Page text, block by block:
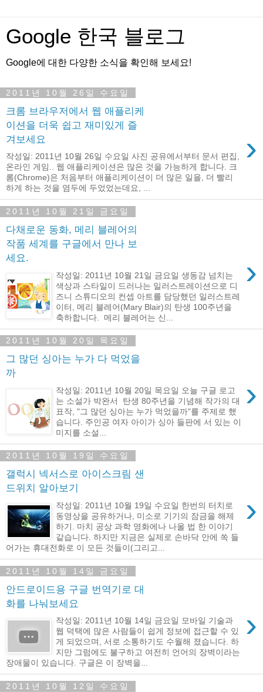
Google 한국 블로그
Google에 대한 다양한 소식을 확인해 보세요!
2011년 10월 26일 수요일
크롬 브라우저에서 웹 애플리케
이션을 더욱 쉽고 재미있게 즐
겨보세요
›
작성일: 2011년 10월 26일 수요일 사진 공유에서부터 문서 편집,
온라인 게임.. 웹 애플리케이션은 많은 것을 가능하게 합니다. 크
롬(Chrome)은 처음부터 애플리케이션이 더 많은 일을, 더 빨리
하게 하는 것을 염두에 두었었는데요, ...
2011년 10월 21일 금요일
다채로운 동화, 메리 블레어의
작품 세계를 구글에서 만나 보
세요.
›
작성일: 2011년 10월 21일 금요일 생동감 넘치는
색상과 스타일이 드러나는 일러스트레이션으로 디
즈니 스튜디오의 컨셉 아트를 담당했던 일러스트레
이터, 메리 블레어(Mary Blair)의 탄생 100주년을
축하합니다. 메리 블레어는 신...
2011년 10월 20일 목요일
그 많던 싱아는 누가 다 먹었을
까
›
작성일: 2011년 10월 20일 목요일 오늘 구글 로고
는 소설가 박완서 탄생 80주년을 기념해 작가의 대
표작, "그 많던 싱아는 누가 먹었을까"를 주제로 했
습니다. 주인공 여자 아이가 싱아 들판에 서 있는 이
미지를 소설...
2011년 10월 19일 수요일
갤럭시 넥서스로 아이스크림 샌
드위치 알아보기
›
작성일: 2011년 10월 19일 수요일 한번의 터치로
동영상을 공유하거나, 미소로 기기의 잠금을 해제
하기. 마치 공상 과학 영화에나 나올 법 한 이야기
같습니다. 하지만 지금은 실제로 손바닥 안에 쏙 들
어가는 휴대전화로 이 모든 것들이(그리고...
2011년 10월 14일 금요일
안드로이드용 구글 번역기로 대
화를 나눠보세요
›
작성일: 2011년 10월 14일 금요일 모바일 기술과
웹 덕택에 많은 사람들이 쉽게 정보에 접근할 수 있
게 되었으며, 서로 소통하기도 수월해 졌습니다. 하
지만 그럼에도 불구하고 여전히 언어의 장벽이라는
장애물이 있습니다. 구글은 이 장벽을...
2011년 10월 12일 수요일